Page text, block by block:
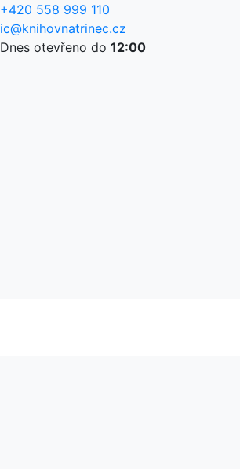
+420 558 999 110
ic@knihovnatrinec.cz
Dnes otevřeno do 12:00